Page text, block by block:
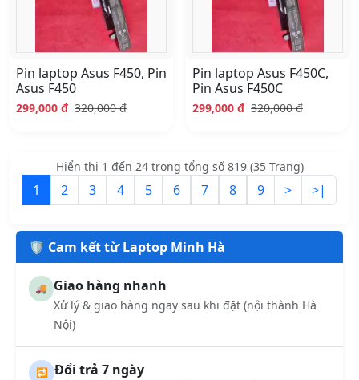
Pin laptop Asus F450, Pin
Asus F450
299,000 đ 320,000 đ
Pin laptop Asus F450C,
Pin Asus F450C
299,000 đ 320,000 đ
Hiển thị 1 đến 24 trong tổng số 819 (35 Trang)
1 2 3 4 5 6 7 8 9 > >|
🛡️ Cam kết từ Laptop Minh Hà
🚚 Giao hàng nhanh
Xử lý & giao hàng ngay sau khi đặt (nội thành Hà
Nội)
🔁 Đổi trả 7 ngày